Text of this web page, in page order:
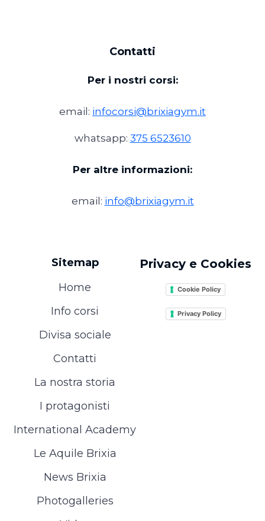
Contatti
Per i nostri corsi:
email: infocorsi@brixiagym.it
whatsapp: 375 6523610
Per altre informazioni:
email: info@brixiagym.it
Sitemap
Home
Info corsi
Divisa sociale
Contatti
La nostra storia
I protagonisti
International Academy
Le Aquile Brixia
News Brixia
Photogalleries
Privacy e Cookies
Cookie Policy
Privacy Policy